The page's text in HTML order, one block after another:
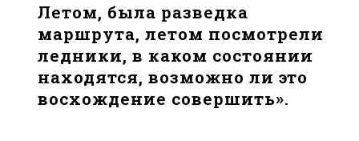
Летом, была разведка
маршрута, летом посмотрели
ледники, в каком состоянии
находятся, возможно ли это
восхождение совершить».